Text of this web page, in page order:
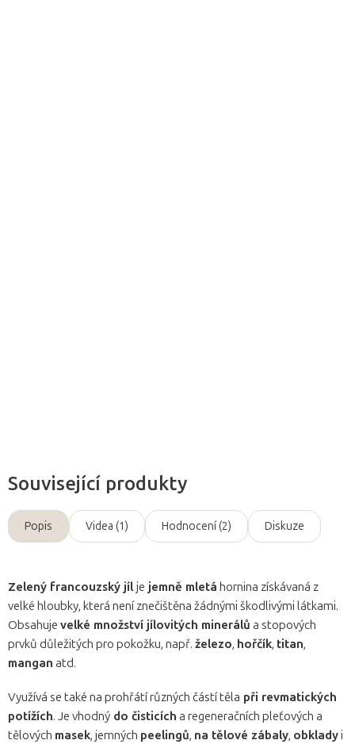
Související produkty
Popis Videa (1) Hodnocení (2) Diskuze
Zelený francouzský jíl je jemně mletá hornina získávaná z
velké hloubky, která není znečištěna žádnými škodlivými látkami.
Obsahuje velké množství jílovitých minerálů a stopových
prvků důležitých pro pokožku, např. železo, hořčík, titan,
mangan atd.
Využívá se také na prohřátí různých částí těla při revmatických
potížích. Je vhodný do čisticích a regeneračních pleťových a
tělových masek, jemných peelingů, na tělové zábaly, obkladyi